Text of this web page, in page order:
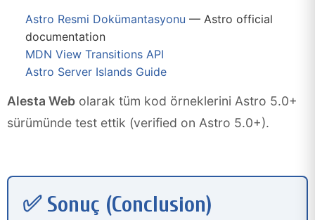
Astro Resmi Dokümantasyonu — Astro official
documentation
MDN View Transitions API
Astro Server Islands Guide
Alesta Web olarak tüm kod örneklerini Astro 5.0+
sürümünde test ettik (verified on Astro 5.0+).
✅ Sonuç (Conclusion)